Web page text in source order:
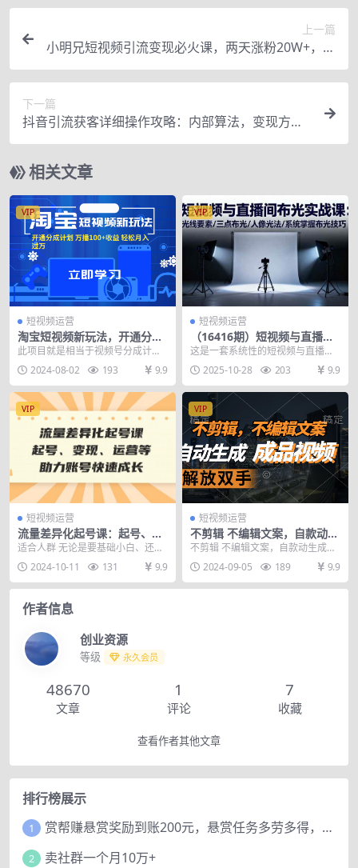
上一篇
小明兄短视频引流变现必火课，两天涨粉20W+，每
天收益3W+
下一篇
抖音引流获客详细操作攻略：内部算法，变现方
式，一个手机就能操作
相关文章
VIP
短视频运营
淘宝短视频新玩法，开通分成
计划，万播100+收益，轻松月
入过万。
此项目就是相当于视频号分成计
划，抖音中视频计划 这个淘宝的短
视频变现就跟上面的两...
2024-08-02 193 9.9
VIP
短视频运营
（16416期）短视频与直播间
布光实战课：光线要素/三点布
光/人像光法/系统掌握布光技
巧
这是一套系统性的短视频与直播间
布光实战课程，从光的六大要素、
七大光位等基础理论，...
2025-10-28 203 9.9
VIP
短视频运营
流量差异化起号课：起号、变
现、运营等，助力账号快速成
适合人群 无论是要基础小白、还是
创业者商家。 想故新媒体、新媒体
瓶频都可以学习!...
2024-10-11 131 9.9
VIP
短视频运营
不剪辑 不编辑文案，自款动生
成原创视频 解放双手 条条爆
不剪辑 不编辑文案，自款动生成原
创视频 解放双手 条条爆 文案背景
音乐解说 一键...
2024-09-05 189 9.9
作者信息
创业资源
等级 永久会员
48670
文章
1
评论
7
收藏
查看作者其他文章
排行榜展示
1 赏帮赚悬赏奖励到账200元，悬赏任务多劳多得，人人可做。
2 卖社群一个月10万+